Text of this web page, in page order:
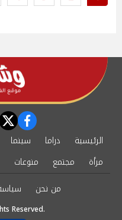
الرئيسية دراما سينما
مرأة
مجتمع
منوعات
من نحن
Reserved.